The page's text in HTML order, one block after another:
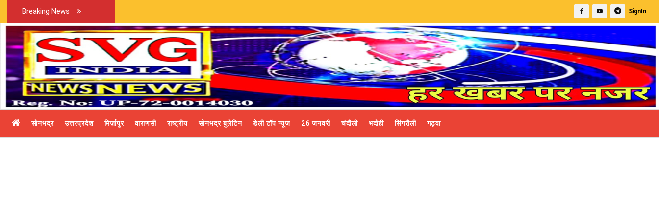
Breaking News करंट की चपेट में आने से दुधारू गाय की दर्दनाक मौत | आमने-
SignIn
सोनभद्र उत्तरप्रदेश मिर्ज़ापुर वाराणसी राष्ट्रीय सोनभद्र बुलेटिन डेली टॉप न्यूज 26 जनवरी चंदौली भदोही सिंगरौली गढ़वा